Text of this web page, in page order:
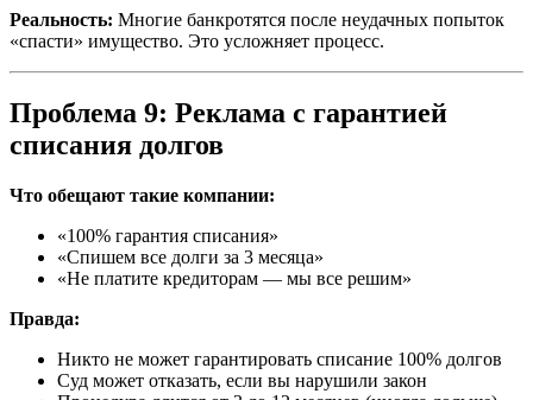
Реальность: Многие банкротятся после неудачных попыток
«спасти» имущество. Это усложняет процесс.
Проблема 9: Реклама с гарантией
списания долгов
Что обещают такие компании:
«100% гарантия списания»
«Спишем все долги за 3 месяца»
«Не платите кредиторам — мы все решим»
Правда:
Никто не может гарантировать списание 100% долгов
Суд может отказать, если вы нарушили закон